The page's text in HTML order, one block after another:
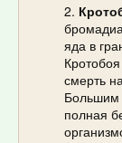
яда в
смерть
Большим
полная